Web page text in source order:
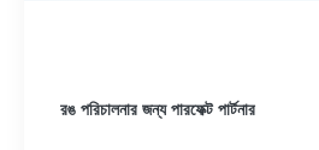
রঙ পরিচালনার জন্য পারফেক্ট পার্টনার